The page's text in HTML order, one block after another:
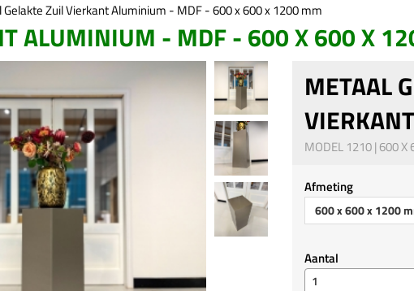
Zuil Vierkant Aluminium - MDF - 600 x 600 x 1200 mm
ALUMINIUM - MDF - 600 X 600 X
METAAL
MODEL 1210 | 600
Afmeting
600 x 600 x 1200
Aantal